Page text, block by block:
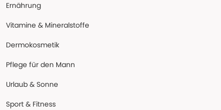
Ernährung
Vitamine & Mineralstoffe
Dermokosmetik
Pflege für den Mann
Urlaub & Sonne
Sport & Fitness